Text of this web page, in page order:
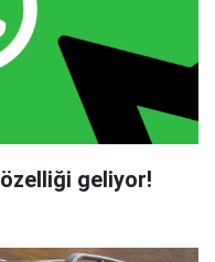
geliyor!